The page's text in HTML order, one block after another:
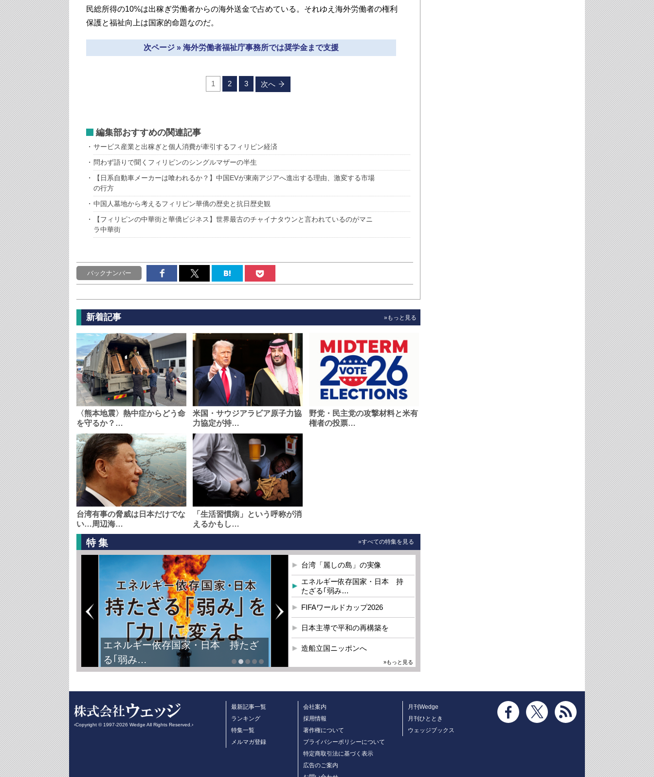
民総所得の10%は出稼ぎ労働者からの海外送金で占めている。それゆえ海外労働者の権利
保護と福祉向上は国家的命題なのだ。
次ページ » 海外労働者福祉庁事務所では奨学金まで支援
1 2 3 次へ
編集部おすすめの関連記事
サービス産業と出稼ぎと個人消費が牽引するフィリピン経済
問わず語りで聞くフィリピンのシングルマザーの半生
【日系自動車メーカーは喰われるか？】中国EVが東南アジアへ進出する理由、激変する市場
の行方
中国人墓地から考えるフィリピン華僑の歴史と抗日歴史観
【フィリピンの中華街と華僑ビジネス】世界最古のチャイナタウンと言われているのがマニ
ラ中華街
バックナンバー
新着記事 »もっと見る
〈熊本地震〉熱中症からどう命
を守るか？…
米国・サウジアラビア原子力協
力協定が持…
野党・民主党の攻撃材料と米有
権者の投票…
台湾有事の脅威は日本だけでな
い…周辺海…
「生活習慣病」という呼称が消
えるかもし…
特集 »すべての特集を見る
エネルギー依存国家・日本 持たざ
る｢弱み…
台湾「麗しの島」の実像
エネルギー依存国家・日本 持
たざる｢弱み…
FIFAワールドカップ2026
日本主導で平和の再構築を
造船立国ニッポンへ
»もっと見る
‹Copyright © 1997-2026 Wedge All Rights Reserved.›
最新記事一覧
ランキング
特集一覧
メルマガ登録
会社案内
採用情報
著作権について
プライバシーポリシーについて
特定商取引法に基づく表示
広告のご案内
月刊Wedge
月刊ひととき
ウェッジブックス